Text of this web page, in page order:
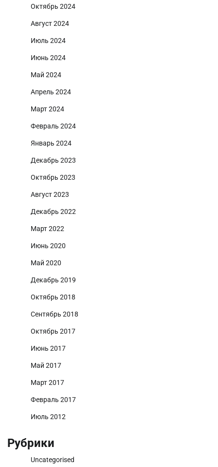
Октябрь 2024
Август 2024
Июль 2024
Июнь 2024
Май 2024
Апрель 2024
Март 2024
Февраль 2024
Январь 2024
Декабрь 2023
Октябрь 2023
Август 2023
Декабрь 2022
Март 2022
Июнь 2020
Май 2020
Декабрь 2019
Октябрь 2018
Сентябрь 2018
Октябрь 2017
Июнь 2017
Май 2017
Март 2017
Февраль 2017
Июль 2012
Рубрики
Uncategorised